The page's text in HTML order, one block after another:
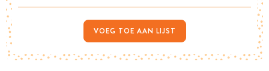
VOEG TOE AAN LIJST